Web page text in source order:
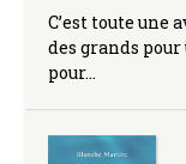
C’est toute une
des grands
pour…